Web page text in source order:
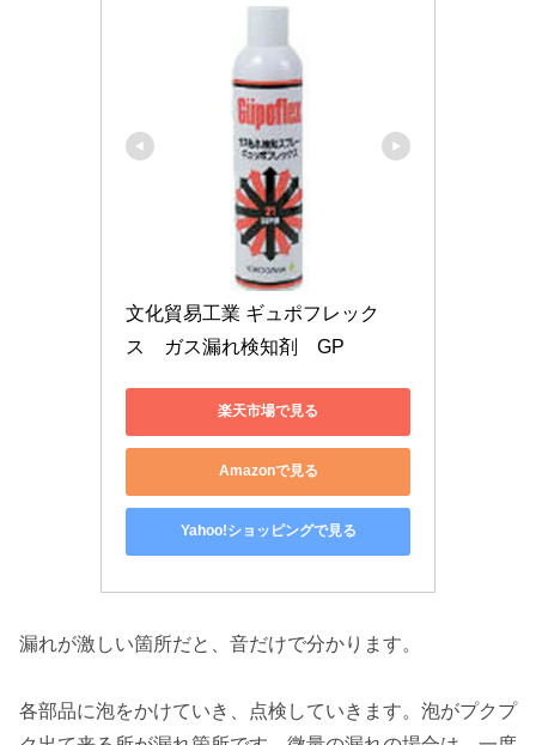
文化貿易工業 ギュポフレック
ス　ガス漏れ検知剤　GP
楽天市場で見る
Amazonで見る
Yahoo!ショッピングで見る
漏れが激しい箇所だと、音だけで分かります。
各部品に泡をかけていき、点検していきます。泡がプクプ